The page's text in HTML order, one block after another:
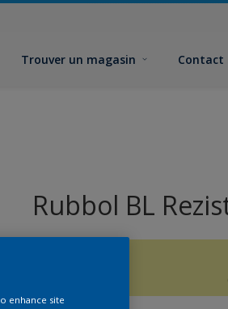
Trouver un magasin Contact
Rubbol BL
enhance site